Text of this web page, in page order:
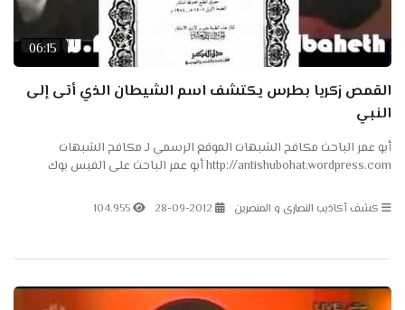
06:15
القمص زكريا بطرس يكتشف اسم الشيطان الذي أتى إلى
النبي
أبو عمر الباحث مكافح الشبهات الموقع الرسمي لـ مكافح الشبهات
http://antishubohat.wordpress.com أبو عمر الباحث على الفيس بوك
كشف أكاذيب النصارى و المنصرين 28-09-2012
104.955